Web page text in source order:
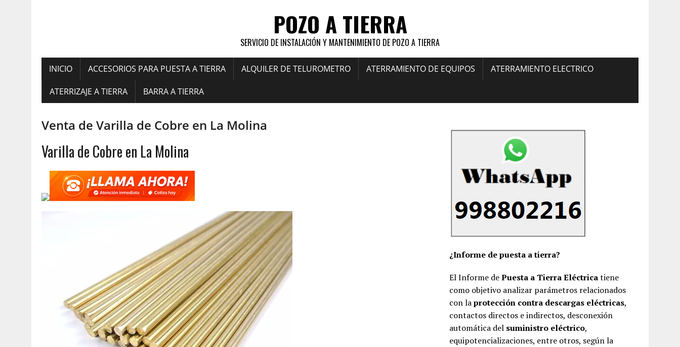
POZO A TIERRA
SERVICIO DE INSTALACIÓN Y MANTENIMIENTO DE POZO A TIERRA
INICIO ACCESORIOS PARA PUESTA A TIERRA ALQUILER DE TELUROMETRO ATERRAMIENTO DE EQUIPOS ATERRAMIENTO ELECTRICO
ATERRIZAJE A TIERRA BARRA A TIERRA
Venta de Varilla de Cobre en La Molina
Varilla de Cobre en La Molina
¿Informe de puesta a tierra?
El Informe dePuesta a Tierra Eléctricatiene
como objetivo analizar parámetros relacionados
con laprotección contra descargas eléctricas,
contactos directos e indirectos, desconexión
automática del suministro eléctrico,
equipotencializaciones, entre otros, según la